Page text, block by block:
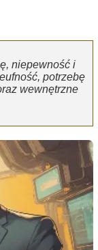
niepewność i
potrzebę
wewnętrzne